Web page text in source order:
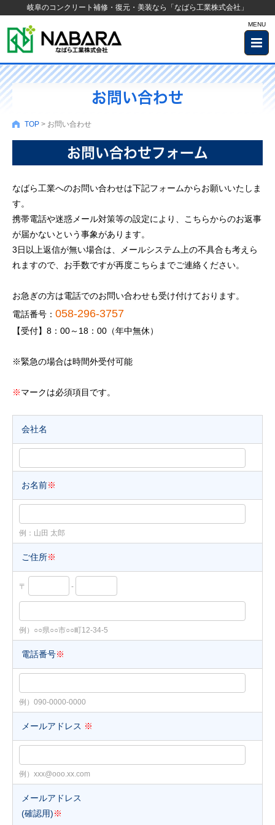
岐阜のコンクリート補修・復元・美装なら「なばら工業株式会社」
MENU
お問い合わせ
TOP > お問い合わせ
お問い合わせフォーム
なばら工業へのお問い合わせは下記フォームからお願いいたしま
す。
携帯電話や迷惑メール対策等の設定により、こちらからのお返事
が届かないという事象があります。
3日以上返信が無い場合は、メールシステム上の不具合も考えら
れますので、お手数ですが再度こちらまでご連絡ください。
お急ぎの方は電話でのお問い合わせも受け付けております。
電話番号： 058-296-3757
【受付】8：00～18：00（年中無休）
※緊急の場合は時間外受付可能
※マークは必須項目です。
会社名
お名前※
例：山田 太郎
ご住所※
〒 -
例）○○県○○市○○町12-34-5
電話番号※
例）090-0000-0000
メールアドレス ※
例）xxx@ooo.xx.com
メールアドレス
(確認用)※